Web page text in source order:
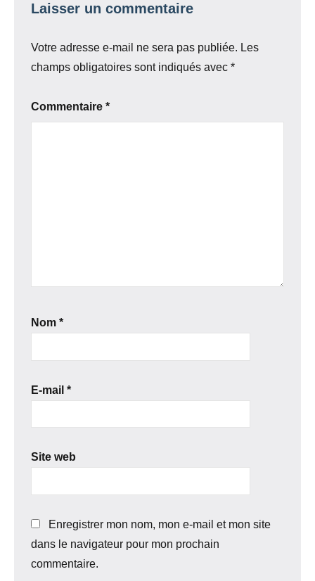
Laisser un commentaire
Votre adresse e-mail ne sera pas publiée. Les
champs obligatoires sont indiqués avec *
Commentaire *
Nom *
E-mail *
Site web
Enregistrer mon nom, mon e-mail et mon site
dans le navigateur pour mon prochain
commentaire.